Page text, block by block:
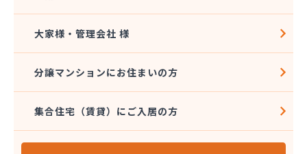
ヤマトク
リーグ馬場株式会社
愛知高圧株式会社容器検査工場
愛北液化ガス協組江南営業所
旭プロパン
安城ガス株式会社
伊藤プロパン
大家様・管理会社 様
分譲マンションにお住まいの方
集合住宅（賃貸）にご入居の方